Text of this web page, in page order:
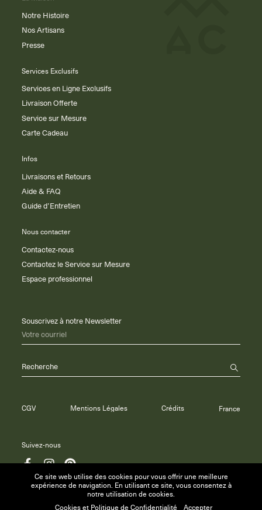
Notre Histoire
Nos Artisans
Presse
Services Exclusifs
Services en Ligne Exclusifs
Livraison Offerte
Service sur Mesure
Carte Cadeau
Infos
Livraisons et Retours
Aide & FAQ
Guide d’Entretien
Nous contacter
Contactez-nous
Contactez le Service sur Mesure
Espace professionnel
Souscrivez à notre Newsletter
Votre courriel
Recherche
Suivez-nous
CGV Mentions Légales Crédits France
Ce site web utilise des cookies pour vous offrir une meilleure
expérience de navigation. En utilisant ce site, vous consentez à
notre utilisation de cookies.
Cookies et Politique de Confidentialité Accepter